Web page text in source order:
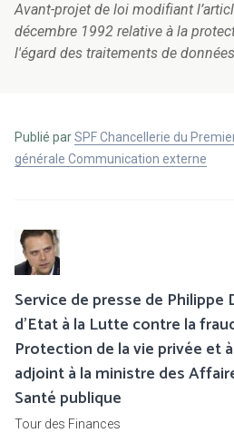
Avant-projet de loi modifiant
décembre 1992 relative à la
l'égard des traitements de
Publié parSPF Chancellerie du
générale Communication externe
Service de presse de Philippe
d'Etat à la Lutte contre la
Protection de la vie privée et
adjoint à la ministre des
Santé publique
Tour des Finances